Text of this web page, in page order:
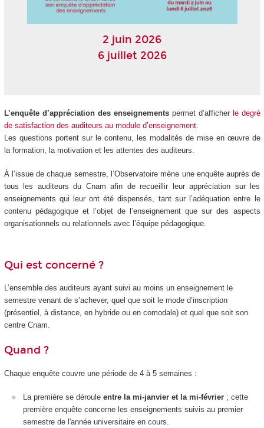
2 juin 2026
6 juillet 2026
L’enquête d’appréciation des enseignementspermet d’afficher le degré
de satisfaction des auditeurs au module d’enseignement.
Les questions portent sur le contenu, les modalités de mise en œuvre de
la formation, la motivation et les attentes des auditeurs.
À l’issue de chaque semestre, l’Observatoire mène une enquête auprès de
tous les auditeurs du Cnam afin de recueillir leur appréciation sur les
enseignements qui leur ont été dispensés, tant sur l’adéquation entre le
contenu pédagogique et l’objet de l’enseignement que sur des aspects
organisationnels ou relationnels avec l’équipe pédagogique.
Qui est concerné ?
L’ensemble des auditeurs ayant suivi au moins un enseignement le
semestre venant de s’achever, quel que soit le mode d’inscription
(présentiel, à distance, en hybride ou en comodale) et quel que soit son
centre Cnam.
Quand ?
Chaque enquête couvre une période de 4 à 5 semaines :
La première se déroule entre la mi-janvier et la mi-février ; cette
première enquête concerne les enseignements suivis au premier
semestre de l'année universitaire en cours.